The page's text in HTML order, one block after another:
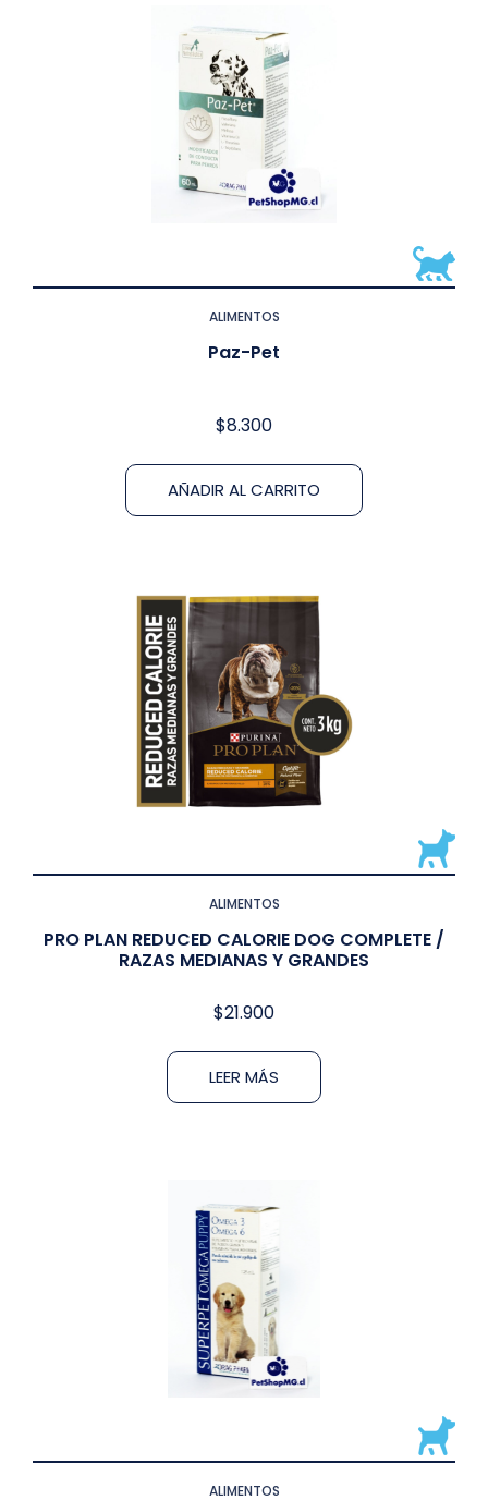
ALIMENTOS
Paz-Pet
$8.300
AÑADIR AL CARRITO
ALIMENTOS
PRO PLAN REDUCED CALORIE DOG COMPLETE /
RAZAS MEDIANAS Y GRANDES
$21.900
LEER MÁS
ALIMENTOS